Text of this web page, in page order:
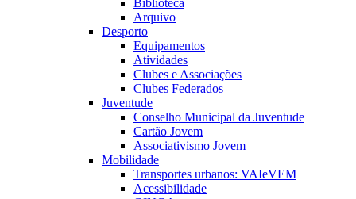
Biblioteca
Arquivo
Desporto
Equipamentos
Atividades
Clubes e Associações
Clubes Federados
Juventude
Conselho Municipal da Juventude
Cartão Jovem
Associativismo Jovem
Mobilidade
Transportes urbanos: VAIeVEM
Acessibilidade